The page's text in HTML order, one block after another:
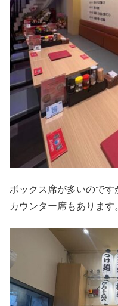
ボックス席が多いので
カウンター席もあります